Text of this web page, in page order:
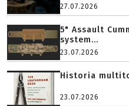
27.07.2026
5" Assault
system...
23.07.2026
Historia
23.07.2026